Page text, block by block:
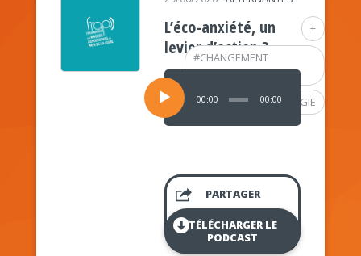
+
#CHANGEMENT
CLIMATIQUE
#PSYCHOLOGIE
L’éco-anxiété, un
levier d’action ?
Lecteur
audio
00:00 00:00
PARTAGER
TÉLÉCHARGER LE
PODCAST